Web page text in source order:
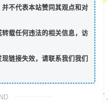
不代表本站赞同其观点和对
载任何违法的相关信息，访
链接失效，请联系我们我们